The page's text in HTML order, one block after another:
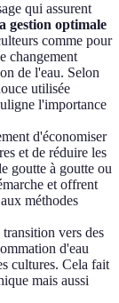
qui assurent
gestion optimale
comme pour
changement
de l'eau. Selon
utilisée
l'importance
d'économiser
et de réduire les
goutte à goutte ou
et offrent
méthodes
vers des
d'eau
cultures. Cela fait
mais aussi